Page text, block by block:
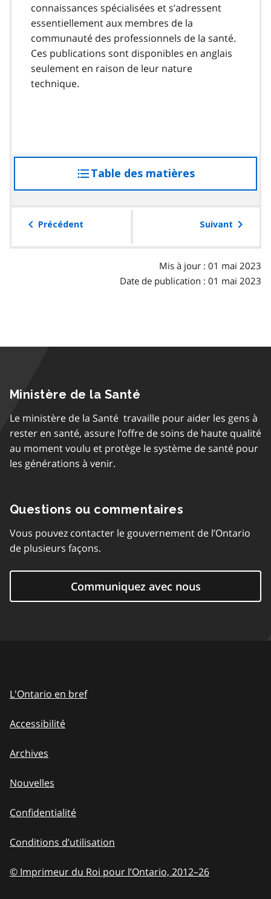
connaissances spécialisées et s’adressent
essentiellement aux membres de la
communauté des professionnels de la santé.
Ces publications sont disponibles en anglais
seulement en raison de leur nature
technique.
Table des matières
à
table
Précédent Suivant
Mis à jour : 01 mai 2023
Date de publication : 01 mai 2023
Ministère de la Santé
Le ministère de la Santé travaille pour aider les gens à
rester en santé, assure l’offre de soins de haute qualité
au moment voulu et protège le système de santé pour
les générations à venir.
Questions ou commentaires
Vous pouvez contacter le gouvernement de l’Ontario
de plusieurs façons.
Communiquez avec nous
L'Ontario en bref
Accessibilité
Archives
Nouvelles
Confidentialité
Conditions d’utilisation
© Imprimeur du Roi pour l’Ontario, 2012–to
26